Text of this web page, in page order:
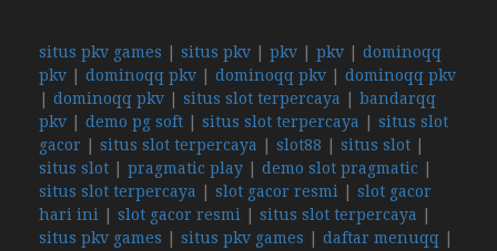
situs pkv games situs pkv pkv pkv
dominoqq
pkv
dominoqq pkv dominoqq pkv
dominoqq pkv
dominoqq pkv situs slot terpercaya
bandarqq
pkv
demo pg soft situs slot terpercaya
situs slot
gacor
situs slot terpercaya slot88 situs slot
situs slot
pragmatic play demo slot pragmatic
situs slot terpercaya
slot gacor resmi
slot gacor
hari ini
slot gacor resmi situs slot terpercaya
situs pkv games
situs pkv games daftar menuqq